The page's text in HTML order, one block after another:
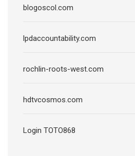
blogoscol.com
lpdaccountability.com
rochlin-roots-west.com
hdtvcosmos.com
Login TOTO868